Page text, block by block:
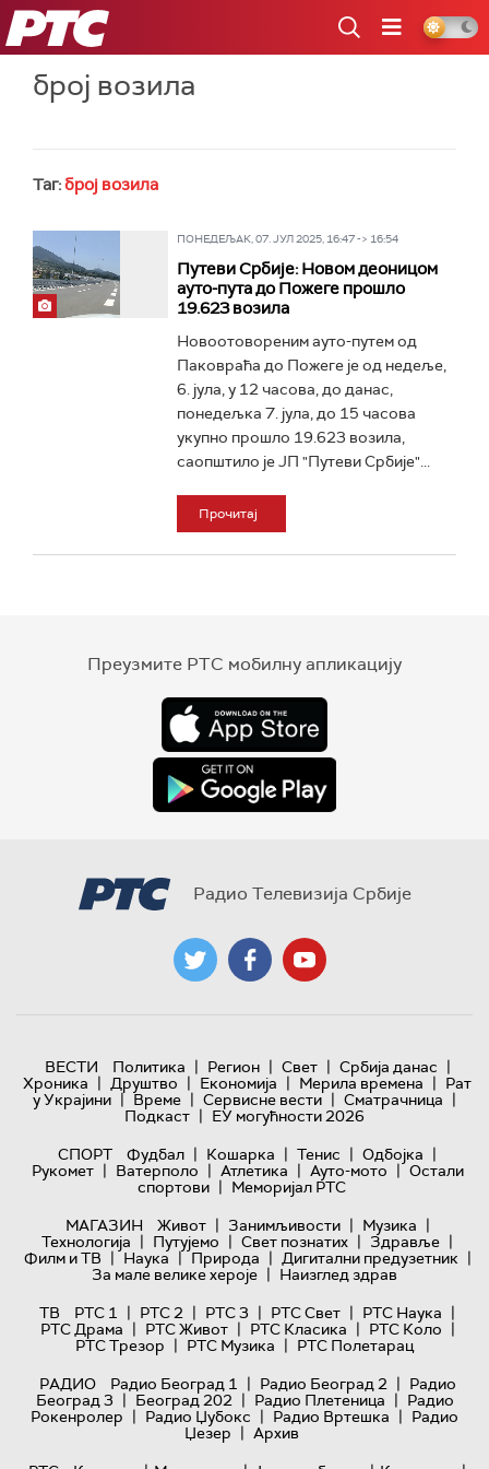
РТС
број возила
Таг:број возила
ПОНЕДЕЉАК, 07. ЈУЛ 2025, 16:47 -> 16:54
Путеви Србије: Новом деоницом
ауто-пута до Пожеге прошло
19.623 возила
Новоотовореним ауто-путем од
Паковраћа до Пожеге је од недеље,
6. јула, у 12 часова, до данас,
понедељка 7. јула, до 15 часова
укупно прошло 19.623 возила,
саопштило је ЈП "Путеви Србије"...
Прочитај
Преузмите РТС мобилну апликацију
Радио Телевизија Србије
ВЕСТИ Политика | Регион | Свет | Србија данас |
Хроника | Друштво | Економија | Мерила времена | Рат
у Украјини | Време | Сервисне вести | Сматрачница |
Подкаст | ЕУ могућности 2026
СПОРТ
Фудбал | Кошарка | Тенис | Одбојка |
Рукомет | Ватерполо | Атлетика | Ауто-мото | Остали
спортови | Меморијал РТС
МАГАЗИН
Живот | Занимљивости | Музика |
Технологијa | Путујемо | Свет познатих | Здравље |
Филм и ТВ | Наука | Природа | Дигитални предузетник |
За мале велике хероје | Наизглед здрав
ТВ
РТС 1 | РТС 2 | РТС 3 | РТС Свет | РТС Наука |
РТС Драма | РТС Живот | РТС Класика | РТС Коло |
РТС Трезор | РТС Музика | РТС Полетарац
РАДИО
Радио Београд 1 | Радио Београд 2 | Радио
Београд 3 | Београд 202 | Радио Плетеница | Радио
Рокенролер | Радио Џубокс | Радио Вртешка | Радио
Џезер | Архив